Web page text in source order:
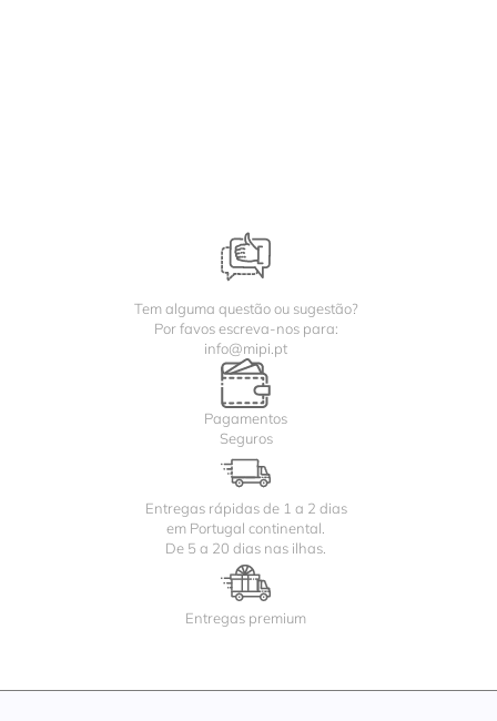
Tem alguma questão ou sugestão?
Por favos escreva-nos para:
info@mipi.pt
Pagamentos
Seguros
Entregas rápidas de 1 a 2 dias
em Portugal continental.
De 5 a 20 dias nas ilhas.
Entregas premium